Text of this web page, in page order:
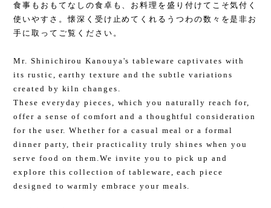
食事もおもてなしの食卓も、お料理を盛り付けてこそ気付く
使いやすさ。懐深く受け止めてくれるうつわの数々を是非お
手に取ってご覧ください。
Mr. Shinichirou Kanouya's tableware captivates with
its rustic, earthy texture and the subtle variations
created by kiln changes.
These everyday pieces, which you naturally reach for,
offer a sense of comfort and a thoughtful consideration
for the user. Whether for a casual meal or a formal
dinner party, their practicality truly shines when you
serve food on them.We invite you to pick up and
explore this collection of tableware, each piece
designed to warmly embrace your meals.